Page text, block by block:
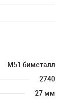
M51 биметалл
2740
27 мм